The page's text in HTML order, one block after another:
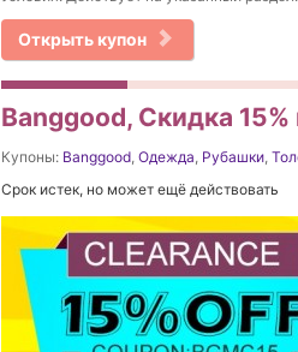
Открыть купон
Banggood, Скидка
Купоны: Banggood, Одежда, Рубашки,
Срок истек, но может ещё действовать